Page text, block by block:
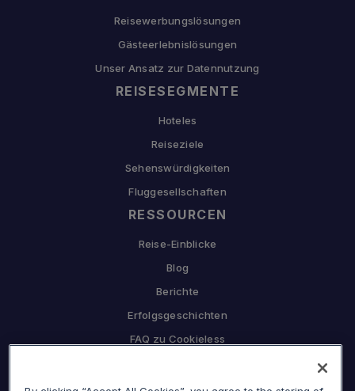
Reisewerbungslösungen
Gästeerlebnislösungen
Unser Ansatz zur Datennutzung
REISESEGMENTE
Hoteles
Reiseziele
Sehenswürdigkeiten
Fluggesellschaften
RESSOURCEN
Reise-Einblicke
Blog
Berichte
Erfolgsgeschichten
FAQ zu Cookieless